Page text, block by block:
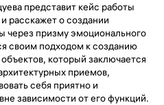
представит кейс работы
расскажет о создании
через призму эмоционального
своим подходом к созданию
который заключается
приемов,
себя приятно и
зависимости от его функций.